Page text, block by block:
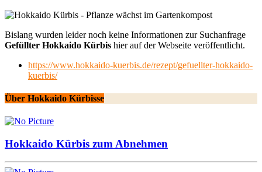
Bislang wurden leider noch keine Informationen zur Suchanfrage
Gefüllter Hokkaido Kürbis hier auf der Webseite veröffentlicht.
https://www.hokkaido-kuerbis.de/rezept/gefuellter-hokkaido-
kuerbis/
Über Hokkaido Kürbisse
Hokkaido Kürbis zum Abnehmen